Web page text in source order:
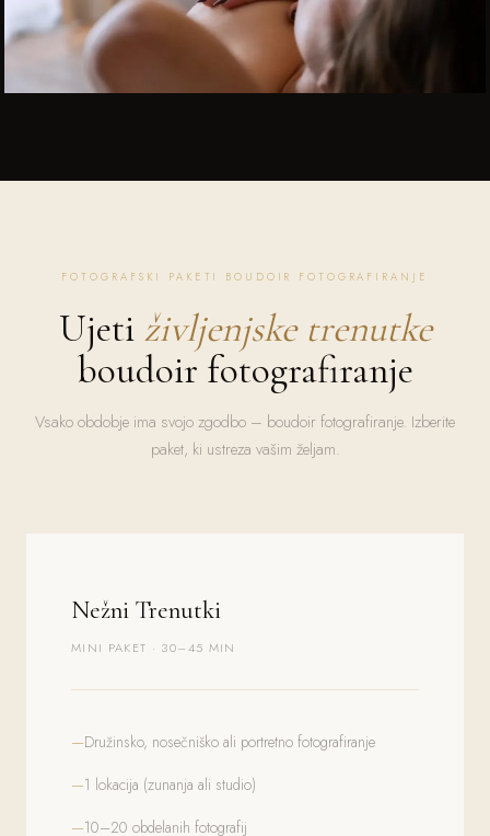
FOTOGRAFSKI PAKETI BOUDOIR FOTOGRAFIRANJE
Ujeti življenjske trenutke
boudoir fotografiranje
Vsako obdobje ima svojo zgodbo – boudoir fotografiranje. Izberite
paket, ki ustreza vašim željam.
Nežni Trenutki
MINI PAKET · 30–45 MIN
Družinsko, nosečniško ali portretno fotografiranje
1 lokacija (zunanja ali studio)
10–20 obdelanih fotografij